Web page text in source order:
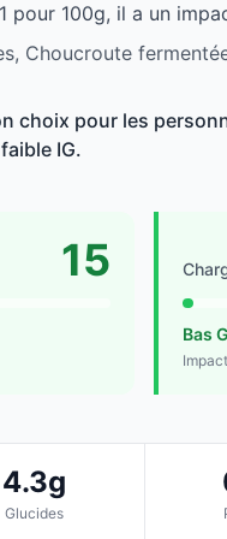
pour 100g, il a un
Choucroute
choix pour les
IG.
15
Bas
4.3g
Glucides